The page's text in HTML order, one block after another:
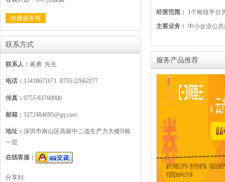
收藏服务商
联系方式
联系人： 蒋勇 先生
电话： 13418671671 0755-22662277
传真： 0755-83760000
邮箱： 3272484695@qq.com
地址： 深圳市南山区高新中二道生产力大楼D栋
一层
在线客服：
分享到:
经营范围： 1个枢纽平台
主要业务： 中小企业公
服务产品推荐